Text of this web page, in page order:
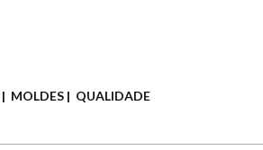
MOLDES QUALIDADE